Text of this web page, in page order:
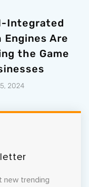
Integrated
Engines Are
the Game
2024
new trending